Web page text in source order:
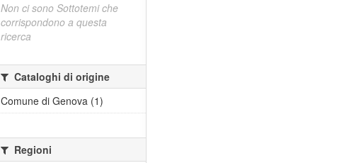
Non ci sono Sottotemi che
corrispondono a questa
ricerca
Cataloghi di origine
Comune di Genova (1)
Regioni